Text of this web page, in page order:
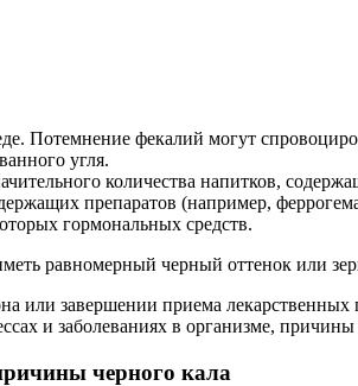
Потемнение фекалий могут
угля.
количества напитков,
препаратов (например,
гормональных средств.
равномерный черный оттенок или
или завершении приема лекарственных
и заболеваниях в организме,
черного кала